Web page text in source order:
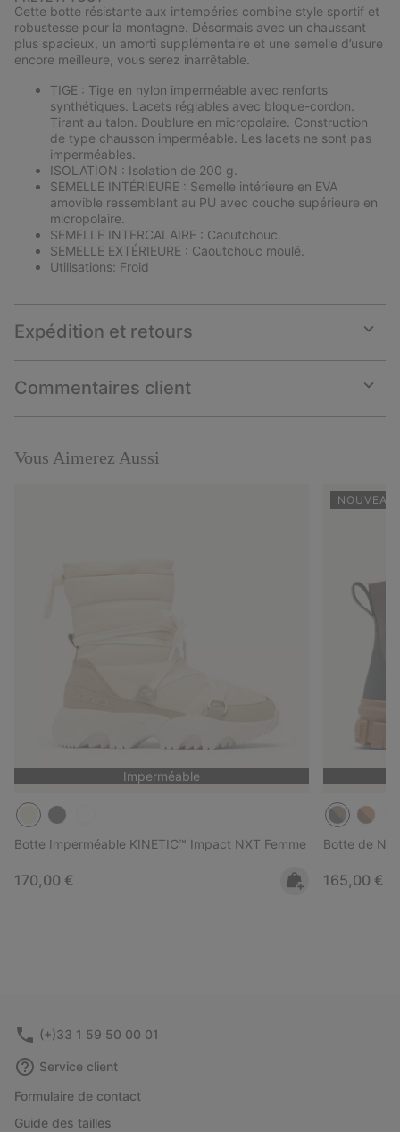
section
Cette botte résistante aux intempéries combine style sportif et
robustesse pour la montagne. Désormais avec un chaussant
plus spacieux, un amorti supplémentaire et une semelle d’usure
encore meilleure, vous serez inarrêtable.
TIGE : Tige en nylon imperméable avec renforts
synthétiques. Lacets réglables avec bloque-cordon.
Tirant au talon. Doublure en micropolaire. Construction
de type chausson imperméable. Les lacets ne sont pas
imperméables.
ISOLATION : Isolation de 200 g.
SEMELLE INTÉRIEURE : Semelle intérieure en EVA
amovible ressemblant au PU avec couche supérieure en
micropolaire.
SEMELLE INTERCALAIRE : Caoutchouc.
SEMELLE EXTÉRIEURE : Caoutchouc moulé.
Utilisations: Froid
Expédition et retours
or
Commentaires client
or
Vous Aimerez Aussi
Imperméable
Botte Imperméable KINETIC™ Impact NXT Femme
Regular price:
170,00 €
Botte de
Regular
165,00 €
(+)33 1 59 50 00 01
Service client
Formulaire de contact
Guide des tailles